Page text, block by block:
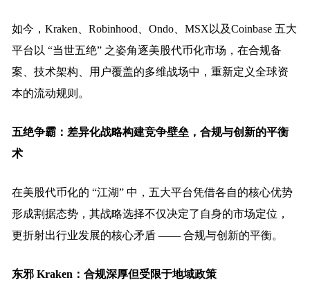
如今，Kraken、Robinhood、Ondo、MSX以及Coinbase 五大
平台以 “当世五绝” 之姿角逐美股代币化市场，在合规备
案、技术架构、用户覆盖的多维战场中，重新定义全球资
本的流动规则。
五绝争霸：差异化战略构建竞争壁垒，合规与创新的平衡
术
在美股代币化的 “江湖” 中，五大平台凭借各自的核心优势
形成割据态势，其战略选择不仅决定了自身的市场定位，
更折射出行业发展的核心矛盾 —— 合规与创新的平衡。
东邪 Kraken：合规深厚但受限于地域政策